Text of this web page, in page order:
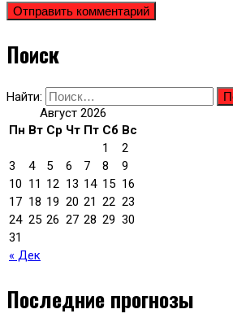
Поиск
Найти:
Август 2026
Пн Вт Ср Чт Пт Сб Вс
« Дек
1
2
3
4 5 6 7 8
9
10 11 12 13 14 15 16
17 18 19 20 21 22 23
24 25 26 27 28 29 30
31
Последние прогнозы